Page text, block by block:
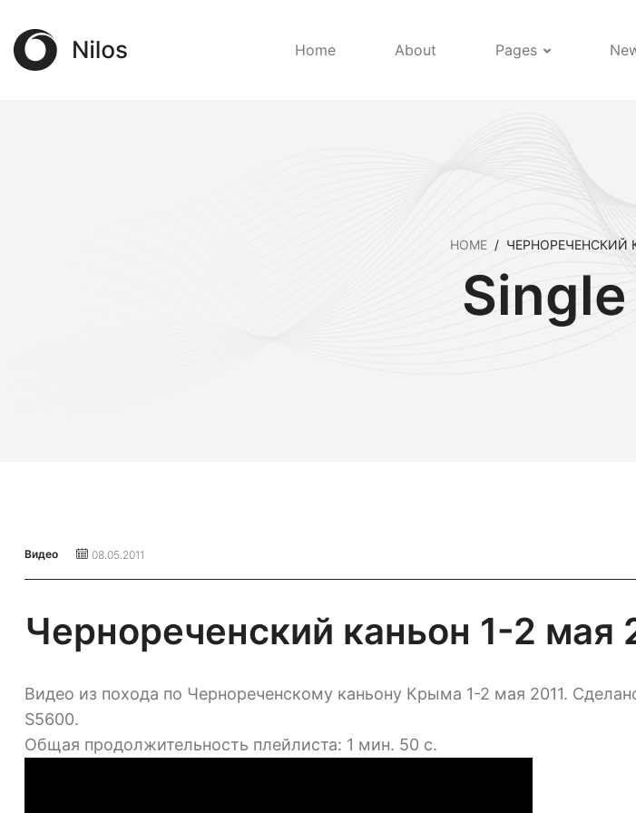
Home About Pages
HOME / ЧЕРНОРЕЧЕНСКИЙ
Видео 08.05.2011
Чернореченский каньон 1-2 мая
Видео из похода по Чернореченскому каньону Крыма 1-2 мая 2011.
S5600.
Общая продолжительность плейлиста: 1 мин. 50 с.